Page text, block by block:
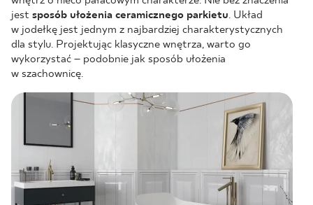
jest sposób ułożenia ceramicznego parkietu. Układ
w jodełkę jest jednym z najbardziej charakterystycznych
dla stylu. Projektując klasyczne wnętrza, warto go
wykorzystać – podobnie jak sposób ułożenia
w szachownicę.